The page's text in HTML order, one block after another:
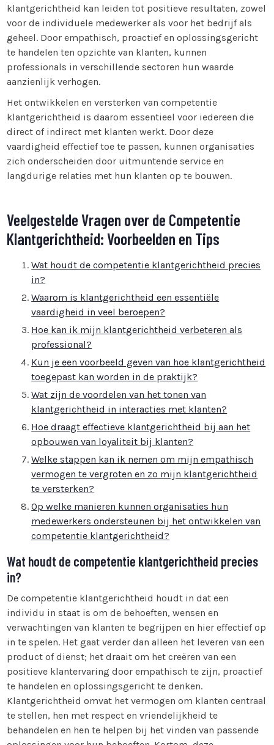
klantgerichtheid kan leiden tot positieve resultaten, zowel
voor de individuele medewerker als voor het bedrijf als
geheel. Door empathisch, proactief en oplossingsgericht
te handelen ten opzichte van klanten, kunnen
professionals in verschillende sectoren hun waarde
aanzienlijk verhogen.
Het ontwikkelen en versterken van competentie
klantgerichtheid is daarom essentieel voor iedereen die
direct of indirect met klanten werkt. Door deze
vaardigheid effectief toe te passen, kunnen organisaties
zich onderscheiden door uitmuntende service en
langdurige relaties met hun klanten op te bouwen.
Veelgestelde Vragen over de Competentie
Klantgerichtheid: Voorbeelden en Tips
Wat houdt de competentie klantgerichtheid precies
in?
Waarom is klantgerichtheid een essentiële
vaardigheid in veel beroepen?
Hoe kan ik mijn klantgerichtheid verbeteren als
professional?
Kun je een voorbeeld geven van hoe klantgerichtheid
toegepast kan worden in de praktijk?
Wat zijn de voordelen van het tonen van
klantgerichtheid in interacties met klanten?
Hoe draagt effectieve klantgerichtheid bij aan het
opbouwen van loyaliteit bij klanten?
Welke stappen kan ik nemen om mijn empathisch
vermogen te vergroten en zo mijn klantgerichtheid
te versterken?
Op welke manieren kunnen organisaties hun
medewerkers ondersteunen bij het ontwikkelen van
competentie klantgerichtheid?
Wat houdt de competentie klantgerichtheid precies
in?
De competentie klantgerichtheid houdt in dat een
individu in staat is om de behoeften, wensen en
verwachtingen van klanten te begrijpen en hier effectief op
in te spelen. Het gaat verder dan alleen het leveren van een
product of dienst; het draait om het creëren van een
positieve klantervaring door empathisch te zijn, proactief
te handelen en oplossingsgericht te denken.
Klantgerichtheid omvat het vermogen om klanten centraal
te stellen, hen met respect en vriendelijkheid te
behandelen en hen te helpen bij het vinden van passende